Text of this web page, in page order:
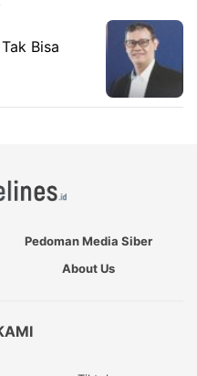
Bisa
Pedoman Media Siber
About Us